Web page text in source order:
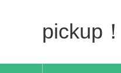
pickup